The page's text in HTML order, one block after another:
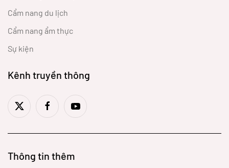
Cẩm nang du lịch
Cẩm nang ẩm thực
Sự kiện
Kênh truyền thông
Thông tin thêm